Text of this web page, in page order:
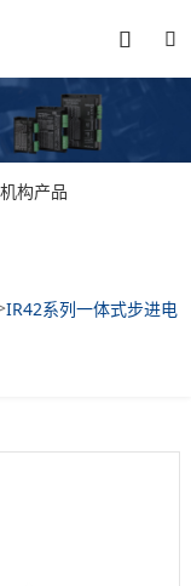


机构产品
IR42系列一体式步进电